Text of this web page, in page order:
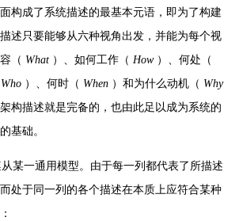
构成了系统描述的最基本元语，即为了构建
述只要能够从六种视角出发，并能为每个视
（ What ）、如何工作（ How ）、何处（
Who ）、何时（ When ）和为什么动机（ Why
构描述就是完备的，也由此足以成为系统的
基础。
某一通用模型。由于每一列都代表了所描述
处于同一列的各个描述在本质上应符合某种